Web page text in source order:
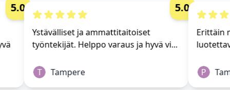
5.0
Ystävälliset ja ammattitaitoiset
työntekijät. Helppo varaus ja hyvä vi...
T Tampere
5.0
Erittäin
P